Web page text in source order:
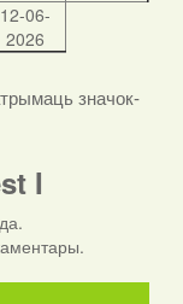
12-06-
2026
значок-
I